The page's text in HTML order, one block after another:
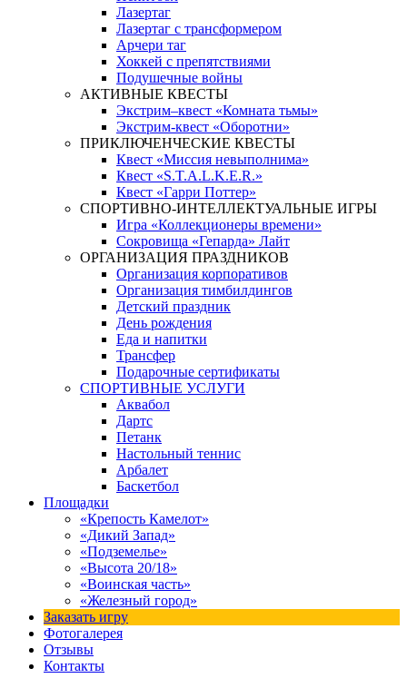
Лазертаг
Лазертаг с трансформером
Арчери таг
Хоккей с препятствиями
Подушечные войны
АКТИВНЫЕ КВЕСТЫ
Экстрим–квест «Комната тьмы»
Экстрим-квест «Оборотни»
ПРИКЛЮЧЕНЧЕСКИЕ КВЕСТЫ
Квест «Миссия невыполнима»
Квест «S.T.A.L.K.E.R.»
Квест «Гарри Поттер»
СПОРТИВНО-ИНТЕЛЛЕКТУАЛЬНЫЕ ИГРЫ
Игра «Коллекционеры времени»
Сокровища «Гепарда» Лайт
ОРГАНИЗАЦИЯ ПРАЗДНИКОВ
Организация корпоративов
Организация тимбилдингов
Детский праздник
День рождения
Еда и напитки
Трансфер
Подарочные сертификаты
СПОРТИВНЫЕ УСЛУГИ
Аквабол
Дартс
Петанк
Настольный теннис
Арбалет
Баскетбол
Площадки
«Крепость Камелот»
«Дикий Запад»
«Подземелье»
«Высота 20/18»
«Воинская часть»
«Железный город»
Заказать игру
Фотогалерея
Отзывы
Контакты